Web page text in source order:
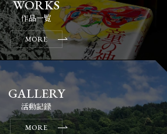
作品一覧
MORE
活動記録
MORE